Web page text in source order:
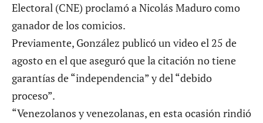
Electoral (CNE) proclamó a Nicolás Maduro como
ganador de los comicios.
Previamente, González publicó un video el 25 de
agosto en el que aseguró que la citación no tiene
garantías de “independencia” y del “debido
proceso”.
“Venezolanos y venezolanas, en esta ocasión rindió